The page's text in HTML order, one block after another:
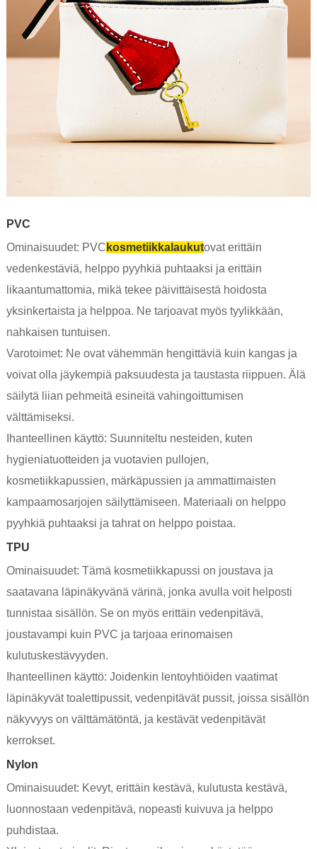
PVC
Ominaisuudet: PVC kosmetiikkalaukutovat erittäin
vedenkestäviä, helppo pyyhkiä puhtaaksi ja erittäin
likaantumattomia, mikä tekee päivittäisestä hoidosta
yksinkertaista ja helppoa. Ne tarjoavat myös tyylikkään,
nahkaisen tuntuisen.
Varotoimet: Ne ovat vähemmän hengittäviä kuin kangas ja
voivat olla jäykempiä paksuudesta ja taustasta riippuen. Älä
säilytä liian pehmeitä esineitä vahingoittumisen
välttämiseksi.
Ihanteellinen käyttö: Suunniteltu nesteiden, kuten
hygieniatuotteiden ja vuotavien pullojen,
kosmetiikkapussien, märkäpussien ja ammattimaisten
kampaamosarjojen säilyttämiseen. Materiaali on helppo
pyyhkiä puhtaaksi ja tahrat on helppo poistaa.
TPU
Ominaisuudet: Tämä kosmetiikkapussi on joustava ja
saatavana läpinäkyvänä värinä, jonka avulla voit helposti
tunnistaa sisällön. Se on myös erittäin vedenpitävä,
joustavampi kuin PVC ja tarjoaa erinomaisen
kulutuskestävyyden.
Ihanteellinen käyttö: Joidenkin lentoyhtiöiden vaatimat
läpinäkyvät toalettipussit, vedenpitävät pussit, joissa sisällön
näkyvyys on välttämätöntä, ja kestävät vedenpitävät
kerrokset.
Nylon
Ominaisuudet: Kevyt, erittäin kestävä, kulutusta kestävä,
luonnostaan ​​vedenpitävä, nopeasti kuivuva ja helppo
puhdistaa.